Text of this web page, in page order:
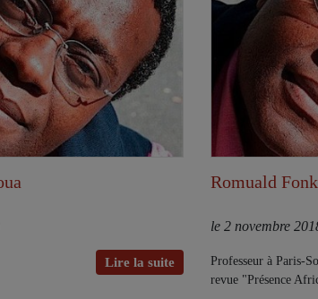
Lire la suite
Romuald
le 2 novembre
Professeur à Paris-
revue "Présence